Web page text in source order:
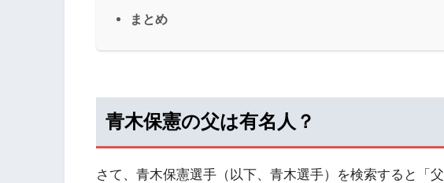
まとめ
青木保憲の父は有名人？
さて、青木保憲選手（以下、青木選手）を検索すると「